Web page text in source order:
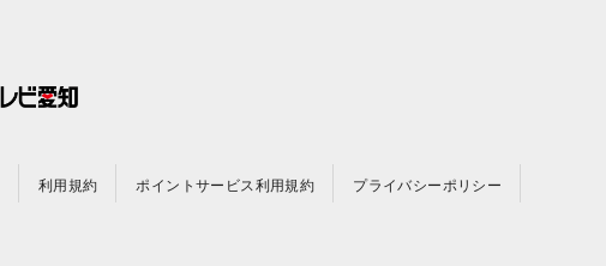
利用規約 ポイントサービス利用規約 プライバシーポリシー